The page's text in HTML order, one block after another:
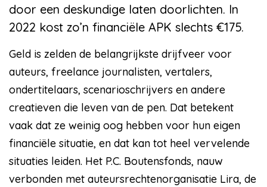
door een deskundige laten doorlichten. In
2022 kost zo’n financiële APK slechts €175.
Geld is zelden de belangrijkste drijfveer voor
auteurs, freelance journalisten, vertalers,
ondertitelaars, scenarioschrijvers en andere
creatieven die leven van de pen. Dat betekent
vaak dat ze weinig oog hebben voor hun eigen
financiële situatie, en dat kan tot heel vervelende
situaties leiden. Het P.C. Boutensfonds, nauw
verbonden met auteursrechtenorganisatie Lira, de